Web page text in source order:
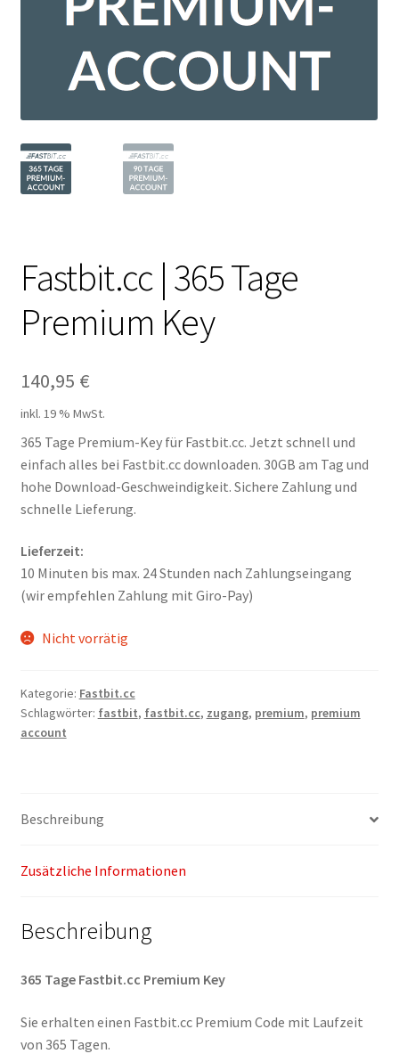
Filesmonster
Filespace
VipFile.cc
FAQ – Häufige Fragen
Versandinfos
Widerrufsbelehrung
Fastbit.cc | 365 Tage
Premium Key
140,95 €
inkl. 19 % MwSt.
365 Tage Premium-Key für Fastbit.cc. Jetzt schnell und
einfach alles bei Fastbit.cc downloaden. 30GB am Tag und
hohe Download-Geschweindigkeit. Sichere Zahlung und
schnelle Lieferung.
Lieferzeit:
10 Minuten bis max. 24 Stunden nach Zahlungseingang
(wir empfehlen Zahlung mit Giro-Pay)
Nicht vorrätig
Kategorie: Fastbit.cc
Schlagwörter: fastbit, fastbit.cc, zugang, premium, premium
account
Beschreibung
Zusätzliche Informationen
Beschreibung
365 Tage Fastbit.cc Premium Key
Sie erhalten einen Fastbit.cc Premium Code mit Laufzeit
von 365 Tagen.